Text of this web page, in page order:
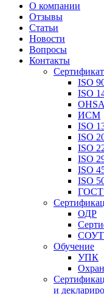
О компании
Отзывы
Статьи
Новости
Вопросы
Контакты
ISO
ISO
ИСМ
ISO
ISO
ISO
ISO
ISO
ISO
ГОСТ
ОДР
Обучение
УПК
и